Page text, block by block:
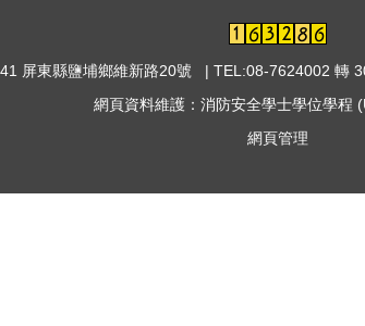
屏東縣鹽埔鄉維新路20號 | TEL:08-7624002 轉
網頁資料維護：消防安全學士學位學程
網頁管理